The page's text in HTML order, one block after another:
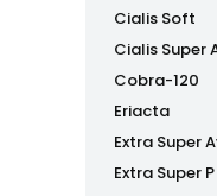
Cialis Soft
Cialis Super
Cobra-120
Eriacta
Extra Super
Extra Super